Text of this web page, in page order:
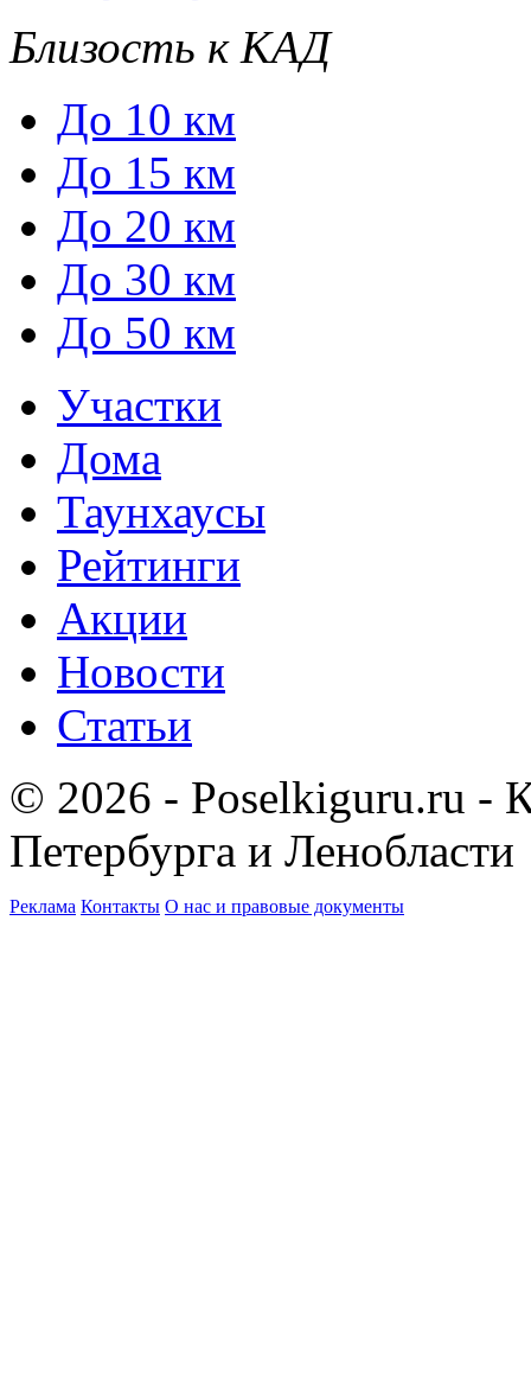
Близость к КАД
До 10 км
До 15 км
До 20 км
До 30 км
До 50 км
Участки
Дома
Таунхаусы
Рейтинги
Акции
Новости
Статьи
© 2026 - Poselkiguru.ru -
Петербурга и Ленобласти
Реклама Контакты О нас и правовые документы